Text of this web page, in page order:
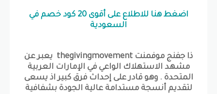
اضغط هنا للاطلاع على أقوى 20 كود خصم في
السعودية
ذا جفنج موفمنت thegivingmovement يعبر عن
مشهد الاستهلاك الواعي في الإمارات العربية
المتحدة . وهو قادر على إحداث فرق كبير اذ يسعى
لتقديم أنسجة مستدامة عالية الجودة بشفافية